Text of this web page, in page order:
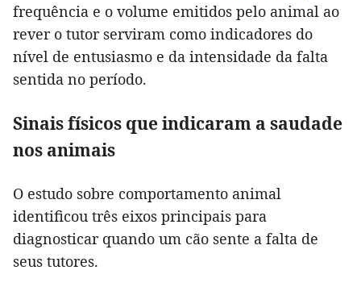
frequência e o volume emitidos pelo animal ao
rever o tutor serviram como indicadores do
nível de entusiasmo e da intensidade da falta
sentida no período.
Sinais físicos que indicaram a saudade
nos animais
O estudo sobre comportamento animal
identificou três eixos principais para
diagnosticar quando um cão sente a falta de
seus tutores.